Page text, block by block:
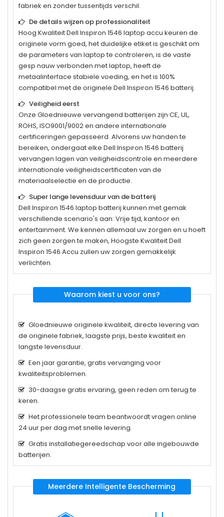
fabriek en zonder tussentijds verschil.
De details wijzen op professionaliteit
Hoog KwaliteitDell Inspiron 1546 laptop accu keuren de
originele vorm goed, het duidelijke etiket is geschikt om
de parameters van laptop te controleren, is de vaste
gesp nauw verbonden met laptop, heeft de
metaalinterface stabiele voeding, en het is 100%
compatibel met de originele Dell Inspiron 1546 batterij.
Veiligheid eerst
Onze Gloednieuwe vervangend batterijen zijn CE, UL,
ROHS, ISO9001/9002 en andere internationale
certificeringen gepasseerd. Alvorens uw handen te
bereiken, ondergaat elke Dell Inspiron 1546 batterij
vervangen lagen van veiligheidscontrole en meerdere
internationale veiligheidscertificaten van de
materiaalselectie en de productie.
Super lange levensduur van de batterij
Dell Inspiron 1546 laptop batterij kunnen met gemak
verschillende scenario's aan: Vrije tijd, kantoor en
entertainment. We kennen allemaal uw zorgen en u hoeft
zich geen zorgen te maken, Hoogste Kwaliteit Dell
Inspiron 1546 Accu zullen uw zorgen gemakkelijk
verlichten.
Waarom kiest u voor ons?
Gloednieuwe originele kwaliteit, directe levering van
de originele fabriek, laagste prijs, beste kwaliteit en
langste levensduur.
Een jaar garantie, gratis vervanging voor
kwaliteitsproblemen.
30-daagse gratis ervaring, geen reden om terug te
keren.
Het professionele team beantwoordt vragen online
24 uur per dag met snelle levering.
Gratis installatiegereedschap voor alle ingebouwde
batterijen.
Meerdere Intelligente Bescherming